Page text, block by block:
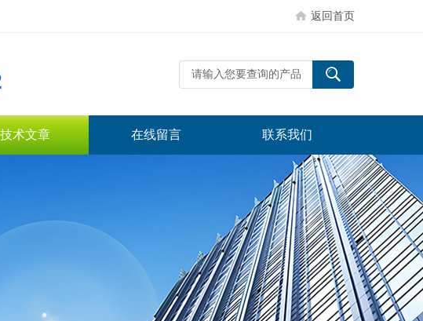
返回首页
技术文章 在线留言 联系我们